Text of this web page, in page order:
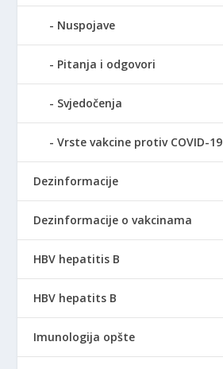
Nuspojave
Pitanja i odgovori
Svjedočenja
Vrste vakcine protiv COVID-19
Dezinformacije
Dezinformacije o vakcinama
HBV hepatitis B
HBV hepatits B
Imunologija opšte